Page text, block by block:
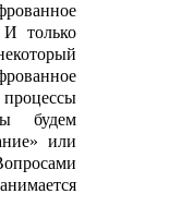
И только
будем
или